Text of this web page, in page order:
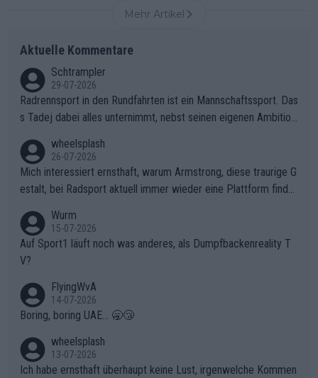
Mehr Artikel
Aktuelle Kommentare
Schtrampler
29-07-2026
Radrennsport in den Rundfahrten ist ein Mannschaftssport. Das
s Tadej dabei alles unternimmt, nebst seinen eigenen Ambition
ganze Team auch mental stark zu machen und konkret am Erf
olg teilzuhaben, ist ihm ganz hoch anzurechnen. Das ist ein Zei
chen weit über den Radsport hinaus.
wheelsplash
26-07-2026
Mich interessiert ernsthaft, warum Armstrong, diese traurige G
estalt, bei Radsport aktuell immer wieder eine Plattform finde
Wurm
15-07-2026
Auf Sport1 läuft noch was anderes, als Dumpfbackenreality T
V?
FlyingWvA
14-07-2026
Boring, boring UAE... 🥱😴
wheelsplash
13-07-2026
Ich habe ernsthaft überhaupt keine Lust, irgenwelche Kommen